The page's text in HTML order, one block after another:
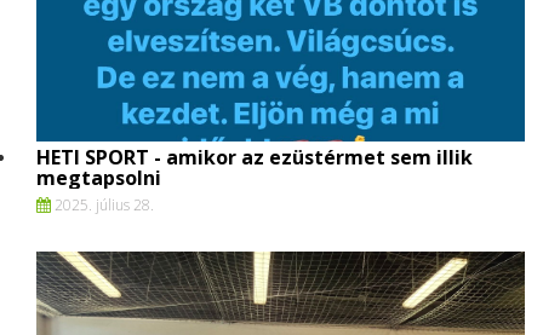
HETI SPORT - amikor az ezüstérmet sem illik
megtapsolni
2025. július 28.